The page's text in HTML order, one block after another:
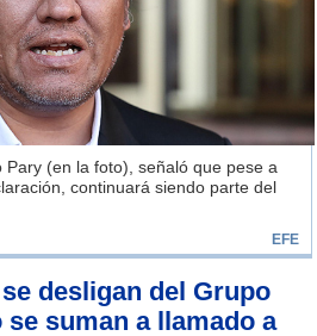
Pary (en la foto), señaló que pese a
continuará siendo parte del
EFE
desligan del Grupo
suman a llamado a